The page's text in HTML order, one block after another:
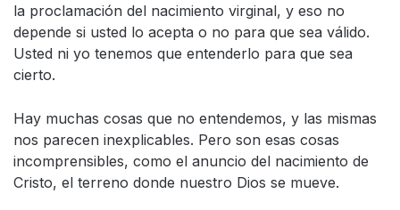
la proclamación del nacimiento virginal, y eso no
depende si usted lo acepta o no para que sea válido.
Usted ni yo tenemos que entenderlo para que sea
cierto.
Hay muchas cosas que no entendemos, y las mismas
nos parecen inexplicables. Pero son esas cosas
incomprensibles, como el anuncio del nacimiento de
Cristo, el terreno donde nuestro Dios se mueve.